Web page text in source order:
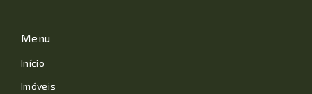
Menu
Início
Imóveis